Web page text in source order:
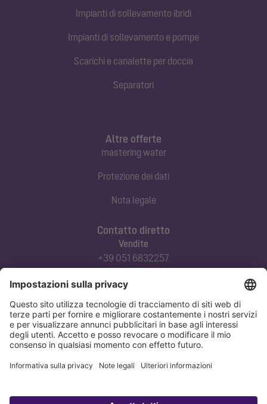
Impianti di sollevamento ibridi
Impianti di sollevamento e pompe
Scarichi e canalette per doccia
Separatori
Contatto diretto
Vendite
+39 051 6832257
+39 342-8970379
assistenza@kessel-italia.it
Altre offerte
mastering water
Protezione dei dati
Nota legale